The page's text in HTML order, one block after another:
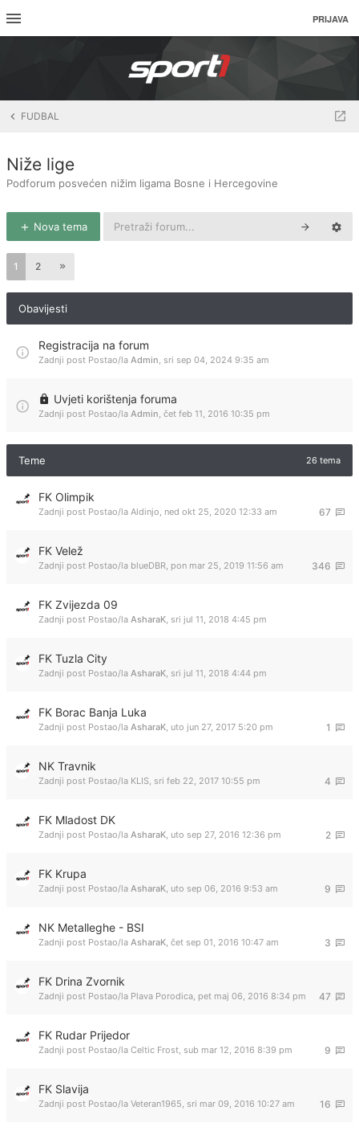
PRIJAVA
FUDBAL
Niže lige
Podforum posvećen nižim ligama Bosne i Hercegovine
Nova tema
1 2
Obavijesti
Registracija na forum
Zadnji post Postao/la Admin, sri sep 04, 2024 9:35 am
Uvjeti korištenja foruma
Zadnji post Postao/la Admin, čet feb 11, 2016 10:35 pm
Teme 26 tema
FK Olimpik
67
Zadnji post Postao/la Aldinjo, ned okt 25, 2020 12:33 am
FK Velež
346
Zadnji post Postao/la blueDBR, pon mar 25, 2019 11:56 am
FK Zvijezda 09
Zadnji post Postao/la AsharaK, sri jul 11, 2018 4:45 pm
FK Tuzla City
Zadnji post Postao/la AsharaK, sri jul 11, 2018 4:44 pm
FK Borac Banja Luka
1
Zadnji post Postao/la AsharaK, uto jun 27, 2017 5:20 pm
NK Travnik
4
Zadnji post Postao/la KLIS, sri feb 22, 2017 10:55 pm
FK Mladost DK
2
Zadnji post Postao/la AsharaK, uto sep 27, 2016 12:36 pm
FK Krupa
9
Zadnji post Postao/la AsharaK, uto sep 06, 2016 9:53 am
NK Metalleghe - BSI
3
Zadnji post Postao/la AsharaK, čet sep 01, 2016 10:47 am
FK Drina Zvornik
47
Zadnji post Postao/la Plava Porodica, pet maj 06, 2016 8:34 pm
FK Rudar Prijedor
9
Zadnji post Postao/la Celtic Frost, sub mar 12, 2016 8:39 pm
FK Slavija
16
Zadnji post Postao/la Veteran1965, sri mar 09, 2016 10:27 am